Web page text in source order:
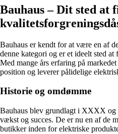
Bauhaus – Dit sted at
Bauhaus er kendt for at være en af
denne kategori og er et ideelt sted
Med mange års erfaring på
position og leverer pålidelige
Historie og omdømme
Bauhaus blev grundlagt i XXXX og
vækst og succes. De er nu en af de
butikker inden for elektriske